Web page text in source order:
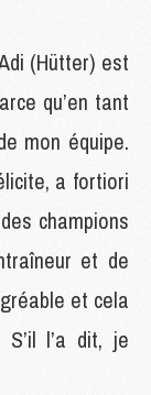
(Hütter) est
qu’en tant
mon équipe.
a fortiori
champions
et de
et cela
l’a dit, je